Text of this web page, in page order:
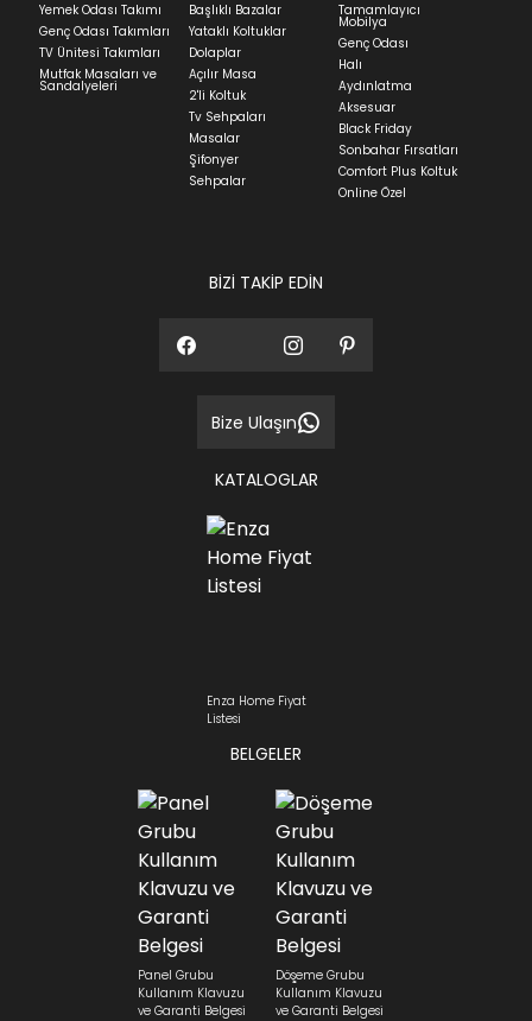
Yemek Odası Takımı
Genç Odası Takımları
TV Ünitesi Takımları
Mutfak Masaları ve
Sandalyeleri
Başlıklı Bazalar
Yataklı Koltuklar
Dolaplar
Açılır Masa
2'li Koltuk
Tv Sehpaları
Masalar
Şifonyer
Sehpalar
Tamamlayıcı
Mobilya
Genç Odası
Halı
Aydınlatma
Aksesuar
Black Friday
Sonbahar Fırsatları
Comfort Plus Koltuk
Online Özel
BİZİ TAKİP EDİN
Bize Ulaşın
KATALOGLAR
Enza Home Fiyat
Listesi
BELGELER
Panel Grubu
Kullanım Klavuzu
ve Garanti Belgesi
Döşeme Grubu
Kullanım Klavuzu
ve Garanti Belgesi